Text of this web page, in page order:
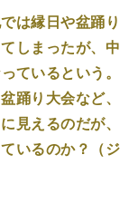
は縁日や盆踊り
しまったが、中
ているという。
踊り大会など、
見えるのだが、
いるのか？（ジ